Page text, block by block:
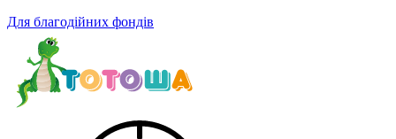
Для благодійних фондів